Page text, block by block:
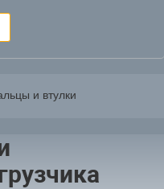
и втулки